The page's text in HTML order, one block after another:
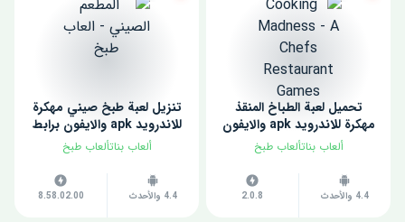
تحميل لعبة الطباخ المنقذ
مهكرة للاندرويد apk والايفون
برابط مباشر مجانا 2022
ألعاب بناتألعاب طبخ
4.4 والأحدث 2.0.8
تنزيل لعبة طبخ صيني مهكرة
للاندرويد apk والايفون برابط
مباشر مجانا 2022
ألعاب بناتألعاب طبخ
4.4 والأحدث 8.58.02.00